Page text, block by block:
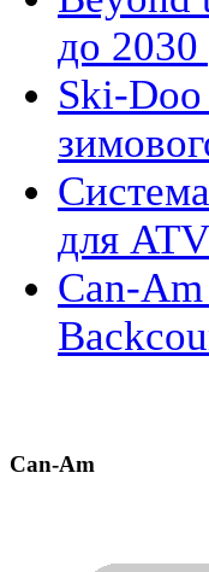
до 2030
Ski-Doo
для
Can-
Can-Am